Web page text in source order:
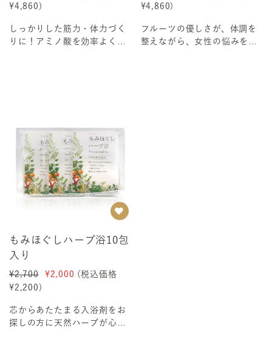
¥4,860 )
しっかりした筋力・体力づく
りに！アミノ酸を効率よく摂
¥4,860)
フルーツの優しさが、体調を
整えながら、女性の悩みを軽
もみほぐしハーブ浴10包
入り
¥2,700 ¥2,000 (税込価格
¥2,200 )
芯からあたたまる入浴剤をお
探しの方に天然ハーブが心ま